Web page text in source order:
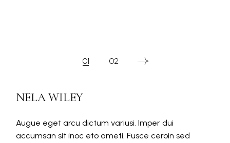
01 02
NELA WILEY
Augue eget arcu dictum variusi. Imper dui
accumsan sit inoc eto ameti. Fusce ceroin sed